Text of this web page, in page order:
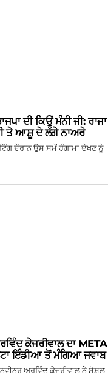
ਦੀ ਕਿਉਂ ਮੰਨੀ ਜੀ: ਰਾਜਾ
ਤੇ ਆਸ਼ੂ ਦੇ ਲੱਗੇ ਨਾਅਰੇ
ਦੌਰਾਨ ਉਸ ਸਮੇਂ ਹੰਗਾਮਾ ਦੇਖਣ ਨੂੰ
ਕੇਜਰੀਵਾਲ ਦਾ META
ਇੰਡੀਆ ਤੋਂ ਮੰਗਿਆ ਜਵਾਬ
ਅਰਵਿੰਦ ਕੇਜਰੀਵਾਲ ਨੇ ਸੋਸ਼ਲ